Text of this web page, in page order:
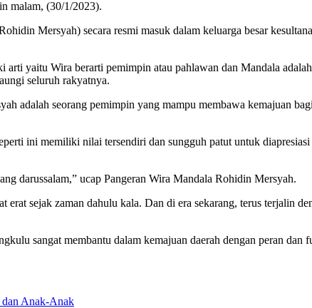
malam, (30/1/2023).
Mersyah) secara resmi masuk dalam keluarga besar
yaitu Wira berarti pemimpin atau pahlawan dan Mandala
seluruh rakyatnya.
adalah seorang pemimpin yang mampu membawa kemajuan
ini memiliki nilai tersendiri dan sungguh patut untuk
darussalam,” ucap Pangeran Wira Mandala Rohidin Mersyah.
sejak zaman dahulu kala. Dan di era sekarang, terus terjalin
sangat membantu dalam kemajuan daerah dengan peran
dan Anak-Anak